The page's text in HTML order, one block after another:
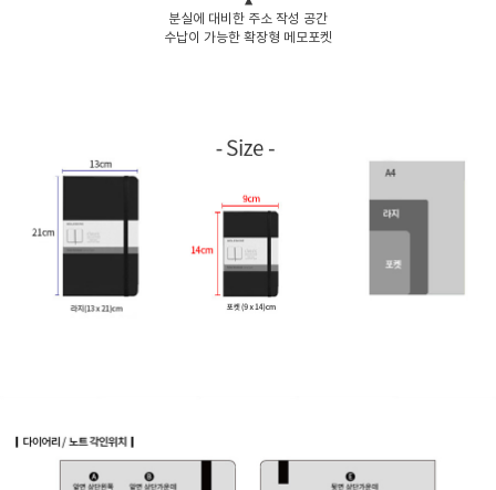
분실에 대비한 주소 작성 공간
수납이 가능한 확장형 메모포켓